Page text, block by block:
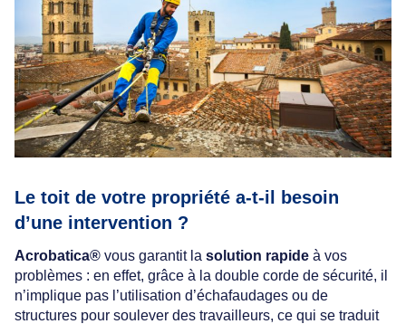
Le toit de votre propriété a-t-il besoin
d’une intervention ?
Acrobatica® vous garantit la solution rapide à vos
problèmes : en effet, grâce à la double corde de sécurité, il
n’implique pas l’utilisation d’échafaudages ou de
structures pour soulever des travailleurs, ce qui se traduit